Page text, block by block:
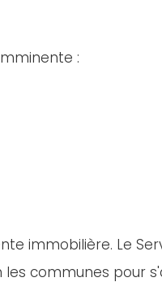
:
immobilière. Le
communes pour